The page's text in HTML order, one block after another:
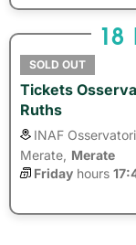
18
SOLD OUT
Tickets
Ruths
INAF
Merate, Merate
Friday hours